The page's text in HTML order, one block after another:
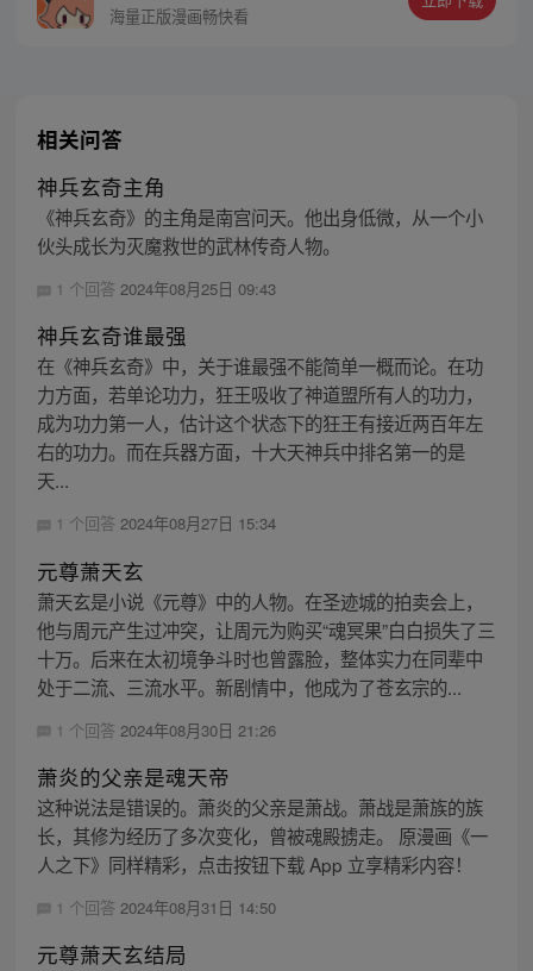
海量正版漫画畅快看
相关问答
神兵玄奇主角
《神兵玄奇》的主角是南宫问天。他出身低微，从一个小
伙头成长为灭魔救世的武林传奇人物。
1 个回答 2024年08月25日 09:43
神兵玄奇谁最强
在《神兵玄奇》中，关于谁最强不能简单一概而论。在功
力方面，若单论功力，狂王吸收了神道盟所有人的功力，
成为功力第一人，估计这个状态下的狂王有接近两百年左
右的功力。而在兵器方面，十大天神兵中排名第一的是
天...
1 个回答 2024年08月27日 15:34
元尊萧天玄
萧天玄是小说《元尊》中的人物。在圣迹城的拍卖会上，
他与周元产生过冲突，让周元为购买“魂冥果”白白损失了三
十万。后来在太初境争斗时也曾露脸，整体实力在同辈中
处于二流、三流水平。新剧情中，他成为了苍玄宗的...
1 个回答 2024年08月30日 21:26
萧炎的父亲是魂天帝
这种说法是错误的。萧炎的父亲是萧战。萧战是萧族的族
长，其修为经历了多次变化，曾被魂殿掳走。 原漫画《一
人之下》同样精彩，点击按钮下载 App 立享精彩内容！
1 个回答 2024年08月31日 14:50
元尊萧天玄结局